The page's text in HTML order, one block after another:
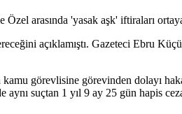
arasında 'yasak aşk' iftiraları ortaya
açıklamıştı. Gazeteci Ebru
görevlisine görevinden dolayı
suçtan 1 yıl 9 ay 25 gün hapis